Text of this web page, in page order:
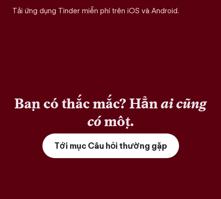
Tải ứng dụng Tinder miễn phí trên iOS và Android.
Bạn có thắc mắc? Hẳnai cũng
cómột.
Tới mục Câu hỏi thường gặp